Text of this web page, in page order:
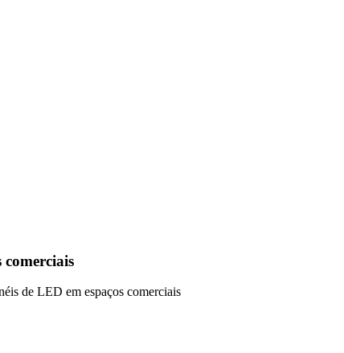
comerciais
de LED em espaços comerciais